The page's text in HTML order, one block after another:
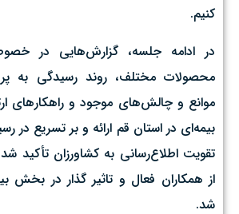
کنیم.
در ادامه جلسه، گزارش‌هایی در
محصولات مختلف، روند رسیدگی به
موانع و چالش‌های موجود و
بیمه‌ای در استان قم ارائه و بر تسریع در
تقویت اطلاع‌رسانی به کشاورزان تأکید
از همکاران فعال و تاثیر گذار در بخش
شد.